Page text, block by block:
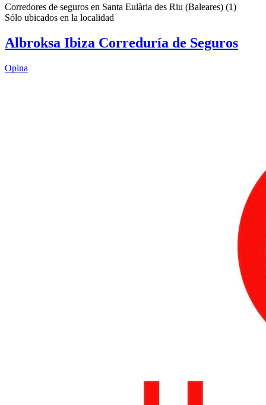
Corredores de seguros en Santa Eulària des Riu (Baleares) (1)
Sólo ubicados en la localidad
Albroksa Ibiza Correduría de Seguros
Opina